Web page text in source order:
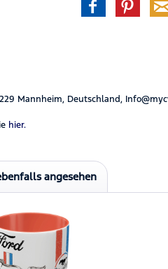
Mannheim, Deutschland,
hier.
angesehen